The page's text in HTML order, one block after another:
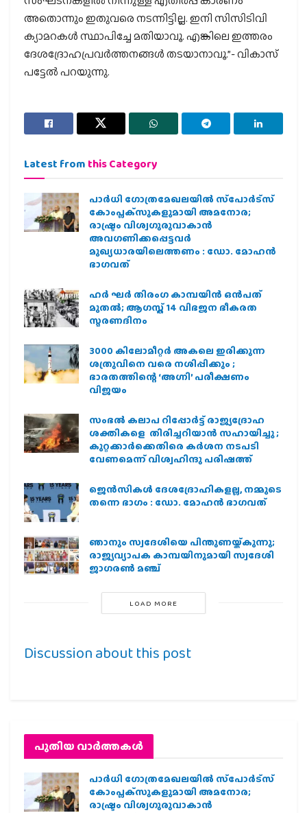
അതൊന്നും ഇതുവരെ നടന്നിട്ടില്ല. ഇനി സിസിടിവി
ക്യാമറകള്‍ സ്ഥാപിച്ചേ മതിയാവൂ. എങ്കിലെ ഇത്തരം
ദേശദ്രോഹപ്രവര്‍ത്തനങ്ങള്‍ തടയാനാവൂ.”- വികാസ്
പട്ടേല്‍ പറയുന്നു.
Latest from this Category
പാര്‍ധി ഗോത്രമേഖലയില്‍ സ്‌പോര്‍ട്‌സ്
കോംപ്ലക്‌സുകളുമായി അമനോര;
രാഷ്ട്രം വിശ്വഗുരുവാകാന്‍
അവഗണിക്കപ്പെട്ടവര്‍
മുഖ്യധാരയിലെത്തണം : ഡോ. മോഹന്‍
ഭാഗവത്
ഹര്‍ ഘര്‍ തിരംഗ കാമ്പയിന്‍ ഒന്‍പത്
മുതല്‍; ആഗസ്ത് 14 വിഭജന ഭീകരത
സ്മരണദിനം
3000 കിലോമീറ്റർ അകലെ ഇരിക്കുന്ന
ശത്രുവിനെ വരെ നശിപ്പിക്കും ;
ഭാരതത്തിന്റെ ‘അഗ്നി’ പരീക്ഷണം
വിജയം
സംഭൽ കലാപ റിപ്പോർട്ട് രാജ്യദ്രോഹ
ശക്തികളെ തിരിച്ചറിയാൻ സഹായിച്ചു ;
കുറ്റക്കാർക്കെതിരെ കർശന നടപടി
വേണമെന്ന് വിശ്വഹിന്ദു പരിഷത്ത്
ജെന്‍സികള്‍ ദേശദ്രോഹികളല്ല, നമ്മുടെ
തന്നെ ഭാഗം : ഡോ. മോഹന്‍ ഭാഗവത്
ഞാനും സ്വദേശിയെ പിന്തുണയ്ക്കുന്നു;
രാജ്യവ്യാപക കാമ്പയിനുമായി സ്വദേശി
ജാഗരണ്‍ മഞ്ച്
LOAD MORE
Discussion about this post
പുതിയ വാര്‍ത്തകള്‍
പാര്‍ധി ഗോത്രമേഖലയില്‍ സ്‌പോര്‍ട്‌സ്
കോംപ്ലക്‌സുകളുമായി അമനോര;
രാഷ്ട്രം വിശ്വഗുരുവാകാന്‍